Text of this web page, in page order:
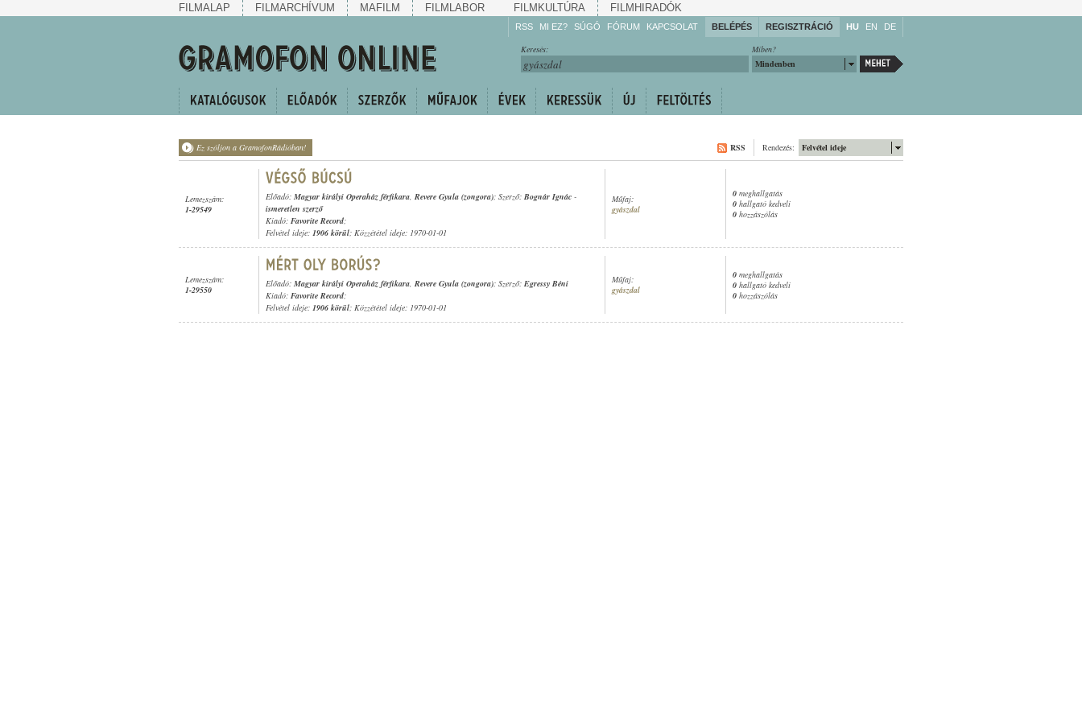
FILMALAP FILMARCHÍVUM MAFILM FILMLABOR FILMKULTÚRA FILMHIRADÓK
RSS MI EZ? SÚGÓ
Gyarapítsa!
FÓRUM KAPCSOLAT BELÉPÉS REGISZTRÁCIÓ HU EN DE
Miben?
Mindenben
Keresés:
Ez szóljon a GramofonRádióban! Felvétel ideje
Rendezés:
RSS
Lemezszám:
1-29549
Előadó: Magyar királyi Operaház férfikara, Revere Gyula (zongora); Szerző: Bognár Ignác -
ismeretlen szerző
Kiadó: Favorite Record;
Felvétel ideje: 1906 körül; Közzététel ideje: 1970-01-01
Műfaj:
gyászdal
0 meghallgatás
0 hallgató kedveli
0 hozzászólás
Lemezszám:
1-29550
Előadó: Magyar királyi Operaház férfikara, Revere Gyula (zongora); Szerző: Egressy Béni
Kiadó: Favorite Record;
Felvétel ideje: 1906 körül; Közzététel ideje: 1970-01-01
Műfaj:
gyászdal
0 meghallgatás
0 hallgató kedveli
0 hozzászólás